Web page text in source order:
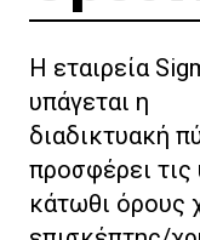
H εταιρεία
υπάγεται η
διαδικτυακή
προσφέρει
κάτωθι όρους